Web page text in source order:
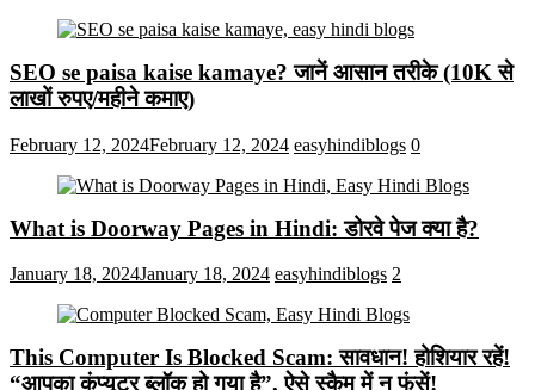
SEO se paisa kaise kamaye? जानें आसान तरीके (10K से
लाखों रुपए/महीने कमाए)
February 12, 2024February 12, 2024 easyhindiblogs 0
What is Doorway Pages in Hindi: डोरवे पेज क्या है?
January 18, 2024January 18, 2024 easyhindiblogs 2
This Computer Is Blocked Scam: सावधान! होशियार रहें!
“आपका कंप्यूटर ब्लॉक हो गया है”, ऐसे स्कैम में न फंसें!